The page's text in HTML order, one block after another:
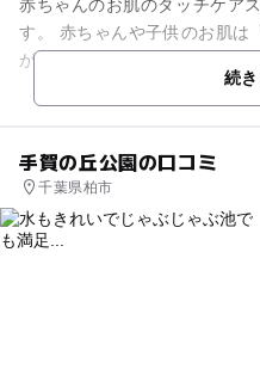
赤ちゃんのお肌のタッチケア
す。 赤ちゃんや子供のお肌は「ぷるぷるもちもち♪」と思われ
がち。 でも、実際はとってもデリケート。
続
手賀の丘公園の口コミ
千葉県柏市